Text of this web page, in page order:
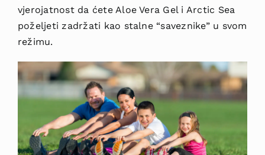
vjerojatnost da ćete Aloe Vera Gel i Arctic Sea
poželjeti zadržati kao stalne “saveznike” u svom
režimu.